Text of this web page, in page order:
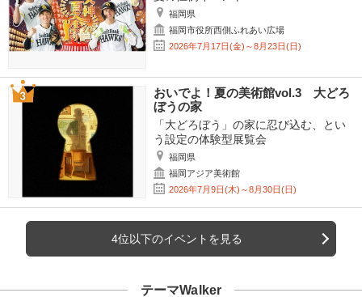
福岡県
福岡市役所西側ふれあい広場
2026年7月17日(金)～8月23日(日)
おいでよ！夏の美術館vol.3 大どろ
ぼうの家
「大どろぼう」の家に忍び込む、とい
う設定の体験型展覧会
福岡県
福岡アジア美術館
2026年7月9日(木)～8月30日(日)
4位以下のイベントを見る
テーマWalker